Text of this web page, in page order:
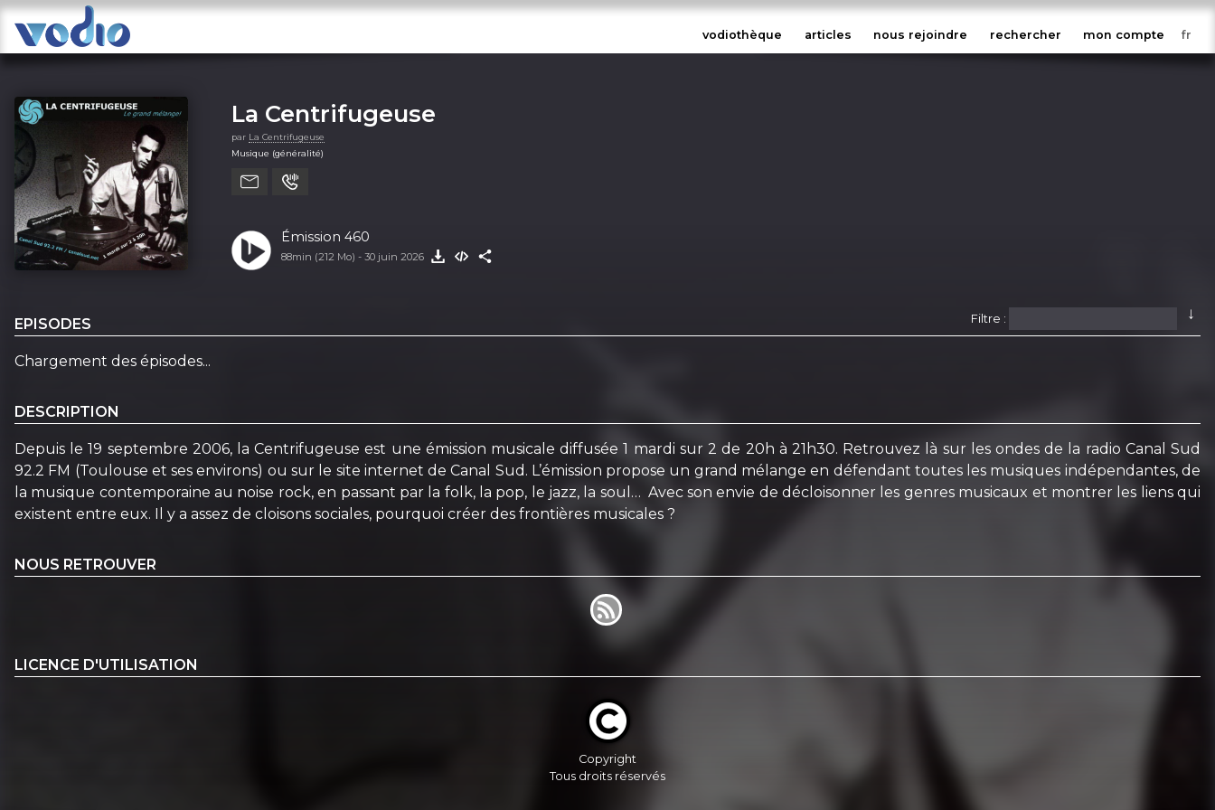
vodiothèque articles nous rejoindre rechercher mon compte
La Centrifugeuse
par La Centrifugeuse
Musique (généralité)
Émission 460
88min (212 Mo) - 30 juin 2026
EPISODES
↓
Filtre :
Chargement des épisodes...
DESCRIPTION
Depuis le 19 septembre 2006, la Centrifugeuse est une émission musicale diffusée 1 mardi sur 2 de 20h à 21h30. Retrouvez là sur les ondes de la radio Canal Sud
92.2 FM (Toulouse et ses environs) ou sur le site internet de Canal Sud. L’émission propose un grand mélange en défendant toutes les musiques indépendantes, de
la musique contemporaine au noise rock, en passant par la folk, la pop, le jazz, la soul… Avec son envie de décloisonner les genres musicaux et montrer les liens qui
existent entre eux. Il y a assez de cloisons sociales, pourquoi créer des frontières musicales ?
NOUS RETROUVER
LICENCE D'UTILISATION
Copyright
Tous droits réservés